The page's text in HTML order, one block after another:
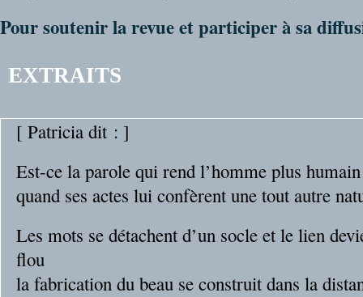
Pour soutenir la revue et participer à sa
EXTRAITS
[ Patricia dit : ]
Est-ce la parole qui rend l’homme plus humain
quand ses actes lui confèrent une tout autre
Les mots se détachent d’un socle et le lien
flou
la fabrication du beau se construit dans la